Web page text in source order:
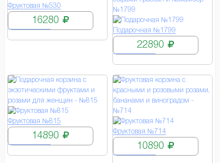
Фруктовая №530
КУПИТЬ
16280
Подарочная №1799
КУПИТЬ
22890
Фруктовая №815
КУПИТЬ
14890
Фруктовая №714
КУПИТЬ
10890